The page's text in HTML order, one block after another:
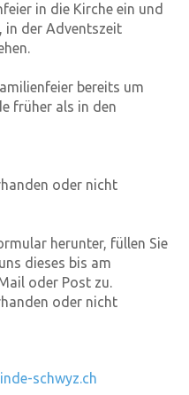
in die Kirche ein und
in der Adventszeit
bereits um
früher als in den
oder nicht
herunter, füllen Sie
dieses bis am
oder Post zu.
oder nicht
schwyz.ch